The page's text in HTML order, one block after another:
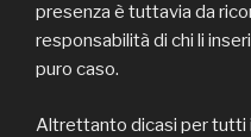
presenza è tuttavia da
responsabilità di chi li
puro caso.
Altrettanto dicasi per tutti